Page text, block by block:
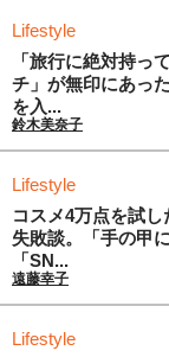
Lifestyle
「旅行に絶対持っ
チ」が無印にあっ
を入...
鈴木美奈子
Lifestyle
コスメ4万点を試
失敗談。「手の甲
「SN...
遠藤幸子
Lifestyle